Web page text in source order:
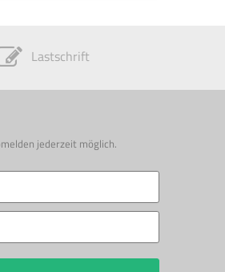
Lastschrift
jederzeit möglich.